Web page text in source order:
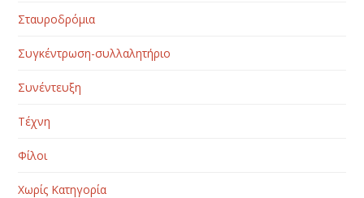
Σταυροδρόμια
Συγκέντρωση-συλλαλητήριο
Συνέντευξη
Τέχνη
Φίλοι
Χωρίς Κατηγορία